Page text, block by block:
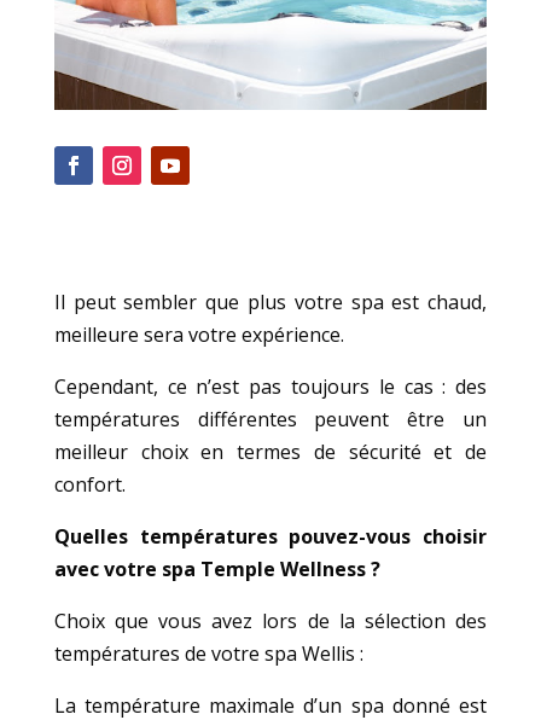
Il peut sembler que plus votre spa est chaud,
meilleure sera votre expérience.
Cependant, ce n’est pas toujours le cas : des
températures différentes peuvent être un
meilleur choix en termes de sécurité et de
confort.
Quelles températures pouvez-vous choisir
avec votre spa Temple Wellness ?
Choix que vous avez lors de la sélection des
températures de votre spa Wellis :
La température maximale d’un spa donné est